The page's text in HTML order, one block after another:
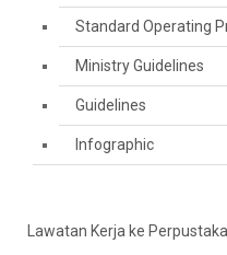
Standard Operating
Ministry Guidelines
Guidelines
Infographic
Lawatan Kerja ke